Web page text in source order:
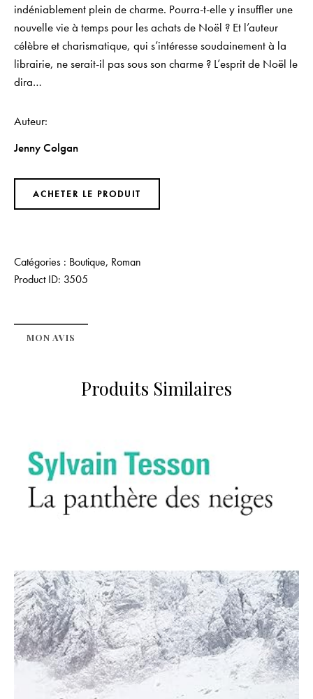
indéniablement plein de charme. Pourra-t-elle y insuffler une
nouvelle vie à temps pour les achats de Noël ? Et l’auteur
célèbre et charismatique, qui s’intéresse soudainement à la
librairie, ne serait-il pas sous son charme ? L’esprit de Noël le
dira…
Auteur
Jenny Colgan
ACHETER LE PRODUIT
Catégories : Boutique, Roman
Product ID: 3505
MON AVIS
Produits Similaires